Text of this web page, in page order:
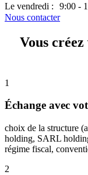
Le vendredi : 9:00 -
Nous contacter
Vous
1
Échange avec
choix de la structure
holding, SARL
régime fiscal,
2